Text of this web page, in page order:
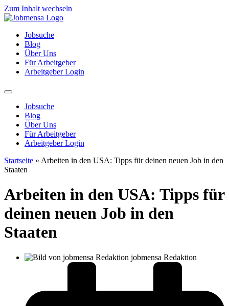
Zum Inhalt wechseln
Jobsuche
Blog
Über Uns
Für Arbeitgeber
Arbeitgeber Login
Jobsuche
Blog
Über Uns
Für Arbeitgeber
Arbeitgeber Login
Startseite » Arbeiten in den USA: Tipps für deinen neuen Job in den
Staaten
Arbeiten in den USA: Tipps für
deinen neuen Job in den
Staaten
jobmensa Redaktion